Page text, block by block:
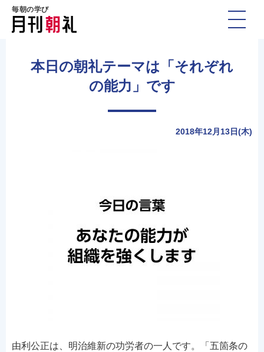
毎朝の学び
本日の朝礼テーマは「それぞれ
の能力」です
2018年12月13日(木)
由利公正は、明治維新の功労者の一人です。「五箇条の